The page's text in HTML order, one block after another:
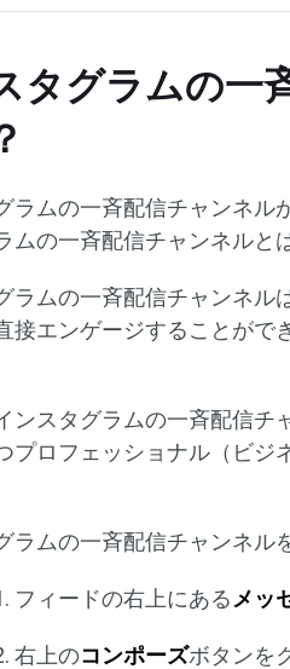
タグラムの一
ラムの一斉配信チャンネル
ムの一斉配信チャンネルと
ラムの一斉配信チャンネル
接エンゲージすることが
ンスタグラムの一斉配信チ
プロフェッショナル（ビ
ラムの一斉配信チャンネル
フィードの右上にある メッ
右上のコンポーズボタンを